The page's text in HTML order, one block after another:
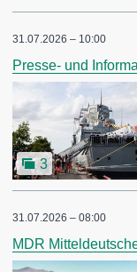
31.07.2026 – 10:00
Presse- und
3
31.07.2026 – 08:00
MDR